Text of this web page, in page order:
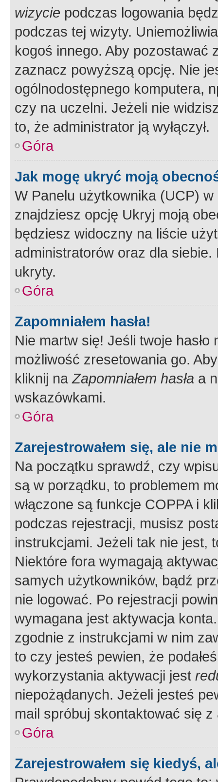
wizycie podczas logowania
podczas tej wizyty.
kogoś innego. Aby pozostawać
zaznacz powyższą opcję. Nie
ogólnodostępnego komputera,
czy na uczelni. Jeżeli nie
to, że administrator ją wyłączył.
Góra
Jak mogę ukryć moją
W Panelu użytkownika (UCP) w
znajdziesz opcję Ukryj moją
będziesz widoczny na liście
administratorów oraz dla
ukryty.
Góra
Zapomniałem hasła!
Nie martw się! Jeśli twoje
możliwość zresetowania go.
kliknij naZapomniałem hasła a
wskazówkami.
Góra
Zarejestrowałem się, ale nie
Na początku sprawdź, czy
są w porządku, to problemem
włączone są funkcje COPPA i
podczas rejestracji, musisz
instrukcjami. Jeżeli tak nie jest,
Niektóre fora wymagają
samych użytkowników, bądź
nie logować. Po rejestracji
wymagana jest aktywacja
zgodnie z instrukcjami w nim
to czy jesteś pewien, że
wykorzystania aktywacji jest
niepożądanych. Jeżeli jesteś
mail spróbuj skontaktować się
Góra
Zarejestrowałem się kiedyś,